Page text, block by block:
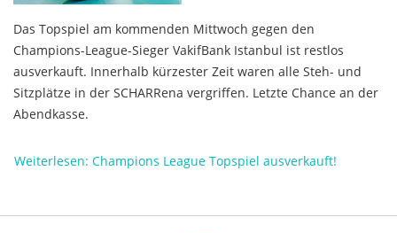
Das Topspiel am kommenden Mittwoch gegen den
Champions-League-Sieger VakifBank Istanbul ist restlos
ausverkauft. Innerhalb kürzester Zeit waren alle Steh- und
Sitzplätze in der SCHARRena vergriffen. Letzte Chance an der
Abendkasse.
Weiterlesen: Champions League Topspiel ausverkauft!